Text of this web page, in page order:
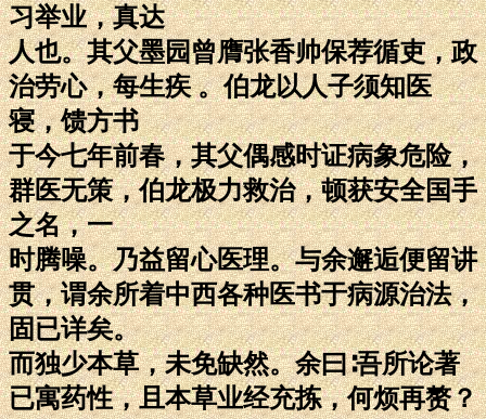
习举业，真达
人也。其父墨园曾膺张香帅保荐循吏，政
治劳心，每生疾 。伯龙以人子须知医
寝，馈方书
于今七年前春，其父偶感时证病象危险，
群医无策，伯龙极力救治，顿获安全国手
之名，一
时腾噪。乃益留心医理。与余邂逅便留讲
贯，谓余所着中西各种医书于病源治法，
固已详矣。
而独少本草，未免缺然。余曰∶吾所论著
已寓药性，且本草业经充拣，何烦再赘？